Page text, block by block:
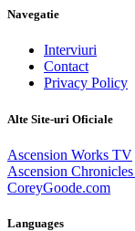
Navegatie
Interviuri
Contact
Privacy Policy
Alte Site-uri Oficiale
Ascension Works TV
Ascension
CoreyGoode.com
Languages